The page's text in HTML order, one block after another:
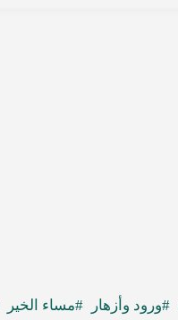
#ورود وأزهار #مساء الخير